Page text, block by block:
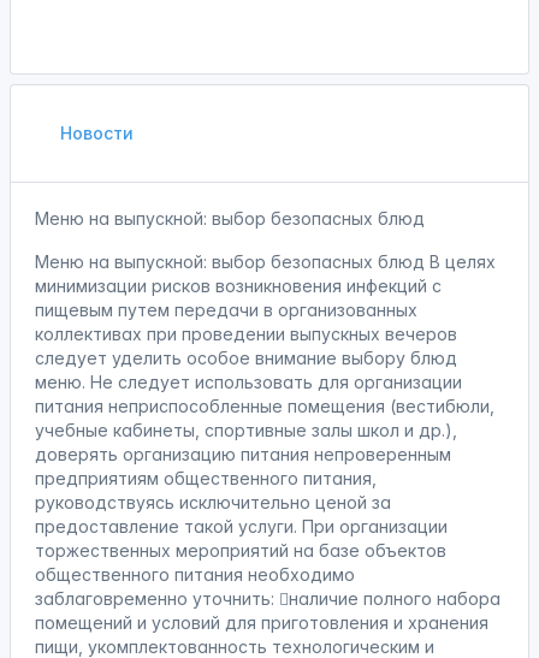
Новости
Меню на выпускной: выбор безопасных блюд
Меню на выпускной: выбор безопасных блюд В целях
минимизации рисков возникновения инфекций с
пищевым путем передачи в организованных
коллективах при проведении выпускных вечеров
следует уделить особое внимание выбору блюд
меню. Не следует использовать для организации
питания неприспособленные помещения (вестибюли,
учебные кабинеты, спортивные залы школ и др.),
доверять организацию питания непроверенным
предприятиям общественного питания,
руководствуясь исключительно ценой за
предоставление такой услуги. При организации
торжественных мероприятий на базе объектов
общественного питания необходимо
заблаговременно уточнить: наличие полного набора
помещений и условий для приготовления и хранения
пищи, укомплектованность технологическим и